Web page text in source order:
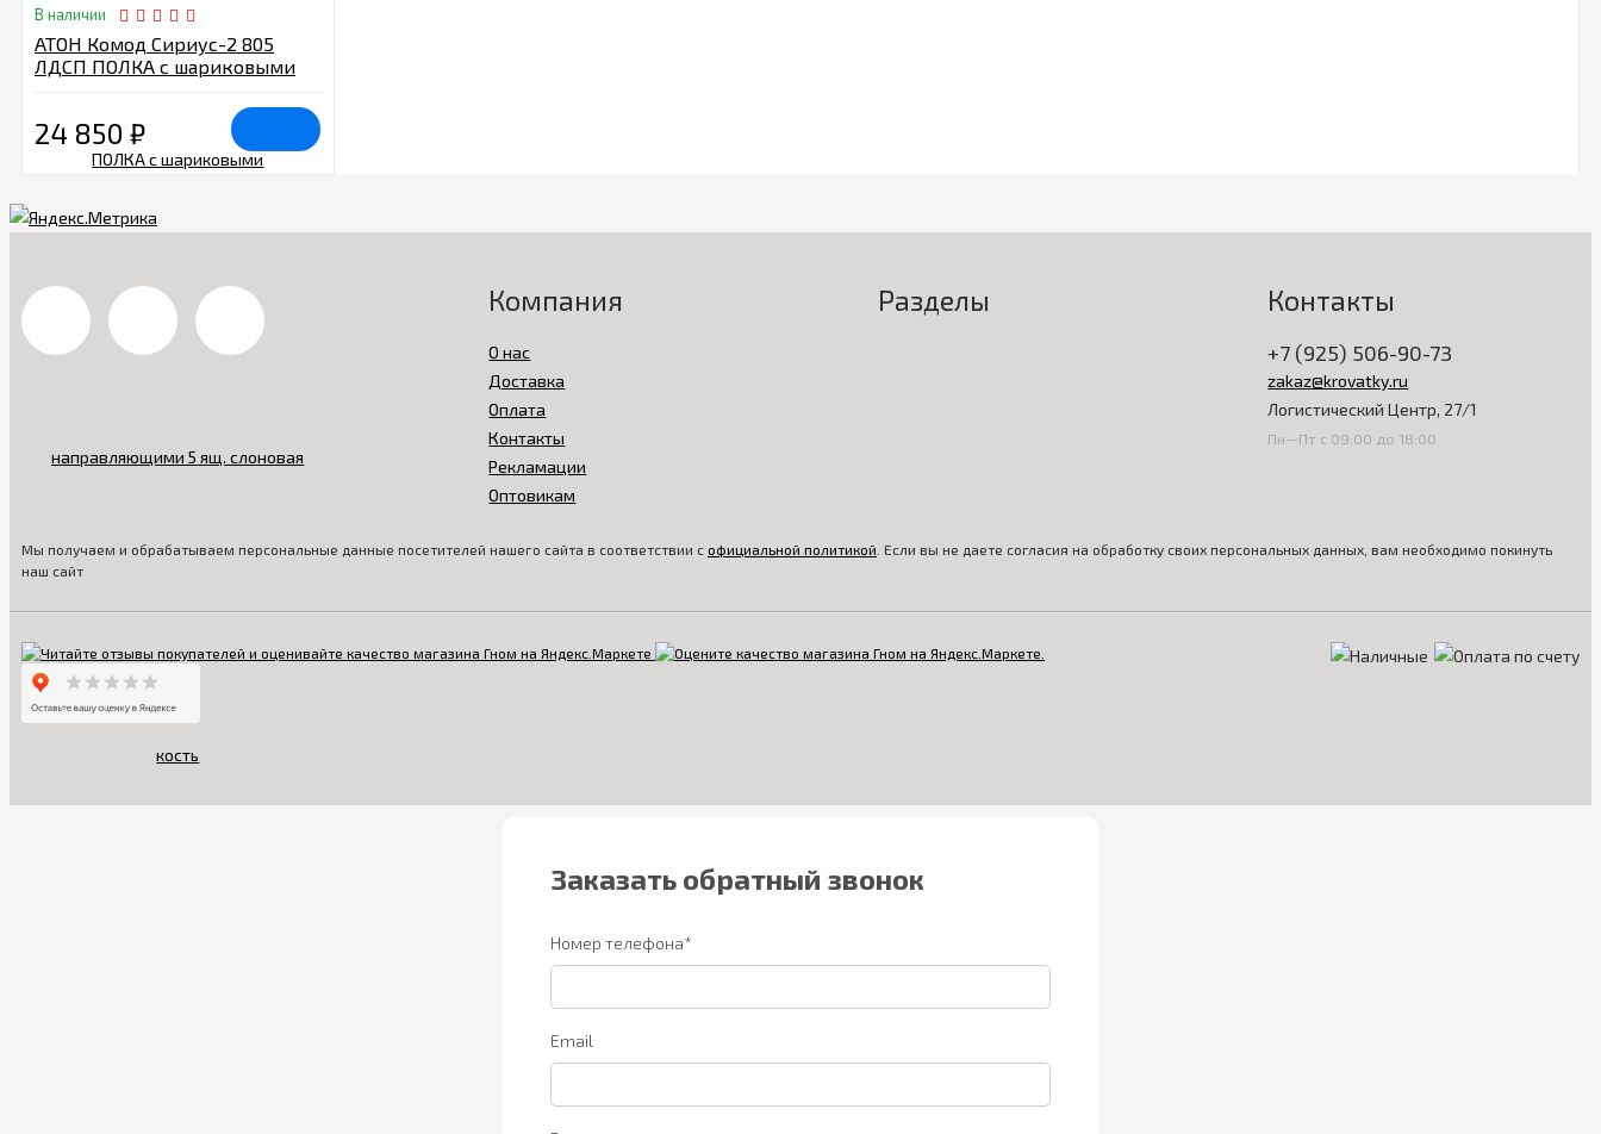
В наличии
АТОН Комод Сириус-2 805
ЛДСП ПОЛКА с шариковыми
24 850 ₽
Компания
О нас
Доставка
Оплата
Контакты
Рекламации
Оптовикам
Разделы Контакты
+7 (925) 506-90-73
zakaz@krovatky.ru
Логистический Центр, 27/1
Пн—Пт с 09:00 до 18:00
Мы получаем и обрабатываем персональные данные посетителей нашего сайта в соответствии с официальной политикой . Если вы не даете согласия на обработку своих персональных данных, вам необходимо покинуть
наш сайт
Заказать обратный звонок
Номер телефона*
Email